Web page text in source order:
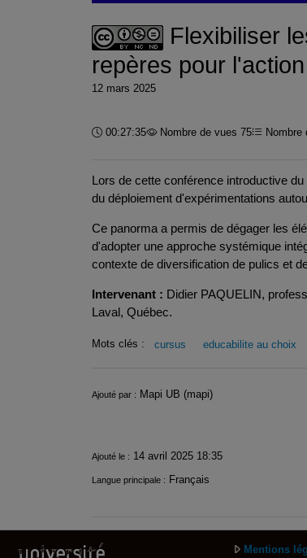
Flexibiliser
repères pour
12 mars 2025
Durée :
00:27:35 Nombre de vues 75 Nombre
Lors de cette conférence introductive
du déploiement d'expérimentations
Ce panorma a permis de dégager les
d'adopter une approche systémique
contexte de diversification de pulics et
Intervenant : Didier PAQUELIN,
Laval, Québec.
Mots clés : cursus educabilite au choix
Infos
Ajouté par : Mapi UB (mapi)
Ajouté le : 14 avril 2025 18:35
Langue principale : Français
Mentions